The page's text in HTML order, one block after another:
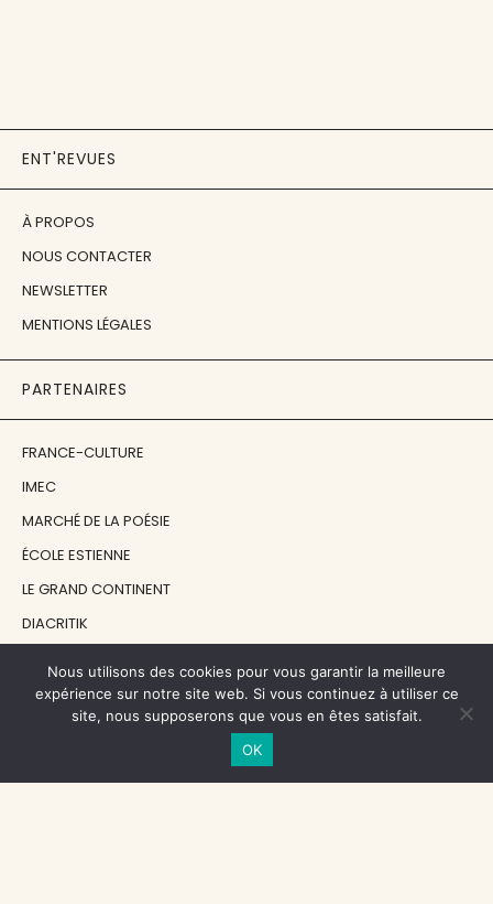
ENT'REVUES
À PROPOS
NOUS CONTACTER
NEWSLETTER
MENTIONS LÉGALES
PARTENAIRES
FRANCE-CULTURE
IMEC
MARCHÉ DE LA POÉSIE
ÉCOLE ESTIENNE
LE GRAND CONTINENT
DIACRITIK
NOS SOUTIENS
CENTRE NATIONAL DU LIVRE
Nous utilisons des cookies pour vous garantir la meilleure
expérience sur notre site web. Si vous continuez à utiliser ce
site, nous supposerons que vous en êtes satisfait.
OK